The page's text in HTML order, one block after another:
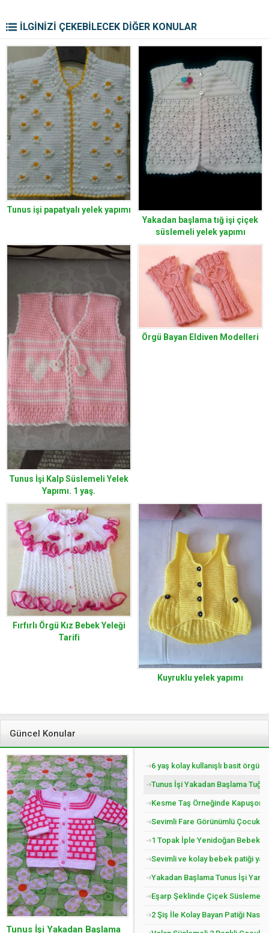
İLGİNİZİ ÇEKEBİLECEK DİĞER KONULAR
Tunus işi papatyalı yelek yapımı
Yakadan başlama tığ işi çiçek
süslemeli yelek yapımı
Tunus İşi Kalp Süslemeli Yelek
Yapımı. 1 yaş.
Örgü Bayan Eldiven Modelleri
Fırfırlı Örgü Kız Bebek Yeleği
Tarifi
Kuyruklu yelek yapımı
Güncel Konular
Tunus İşi Yakadan Başlama
6 yaş kolay kullanışlı basit örgü
Tunus İşi Yakadan Başlama
Kesme Taş Örneğinde
Sevimli Fare Görünümlü Çocuk
1 Topak İple Yenidoğan Bebek
Sevimli ve kolay bebek patiği
Yakadan Başlama Tunus İşi
Eşarp Şeklinde Çiçek Süslemeli
2 Şiş İle Kolay Bayan Patiği Nasıl